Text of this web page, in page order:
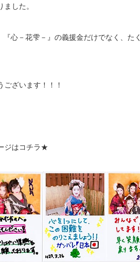
した。
心－花雫－』の義援金だけでなく、た
ざいます！！！
ジはコチラ★